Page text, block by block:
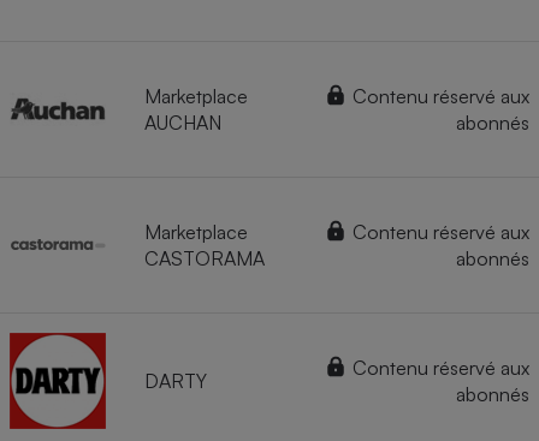
Marketplace
AUCHAN
Contenu réservé aux
abonnés
Marketplace
CASTORAMA
Contenu réservé aux
abonnés
DARTY
Contenu réservé aux
abonnés